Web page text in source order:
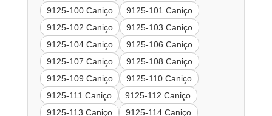
9125-100 Caniço
9125-101 Caniço
9125-102 Caniço
9125-103 Caniço
9125-104 Caniço
9125-106 Caniço
9125-107 Caniço
9125-108 Caniço
9125-109 Caniço
9125-110 Caniço
9125-111 Caniço
9125-112 Caniço
9125-113 Caniço
9125-114 Caniço